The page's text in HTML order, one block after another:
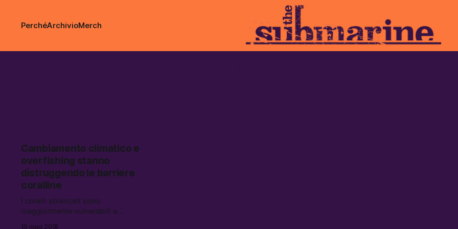
PerchéArchivioMerch
Cambiamento climatico e
overfishing stanno
distruggendo le barriere
coralline
I coralli sbiancati sono
maggiormente vulnerabili a
15 mag 2018